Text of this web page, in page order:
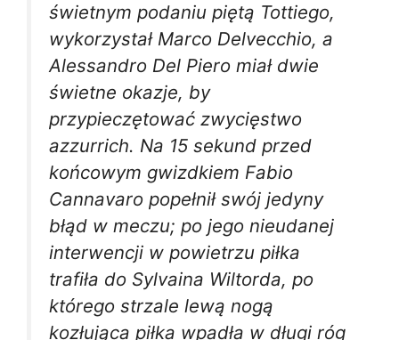
świetnym podaniu piętą Tottiego,
wykorzystał Marco Delvecchio, a
Alessandro Del Piero miał dwie
świetne okazje, by
przypieczętować zwycięstwo
azzurrich. Na 15 sekund przed
końcowym gwizdkiem Fabio
Cannavaro popełnił swój jedyny
błąd w meczu; po jego nieudanej
interwencji w powietrzu piłka
trafiła do Sylvaina Wiltorda, po
którego strzale lewą nogą
kozłująca piłka wpadła w długi róg